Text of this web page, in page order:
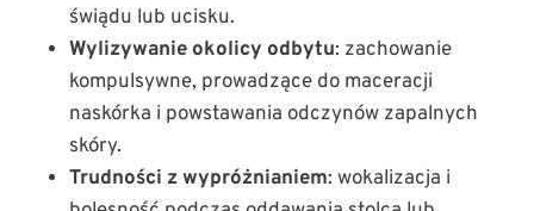
świądu lub ucisku.
Wylizywanie okolicy odbytu: zachowanie
kompulsywne, prowadzące do maceracji
naskórka i powstawania odczynów zapalnych
skóry.
Trudności z wypróżnianiem: wokalizacja i